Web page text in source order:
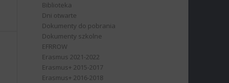
Biblioteka
Dni otwarte
Dokumenty do pobrania
Dokumenty szkolne
EFRROW
Erasmus 2021-2022
Erasmus+ 2015-2017
Erasmus+ 2016-2018